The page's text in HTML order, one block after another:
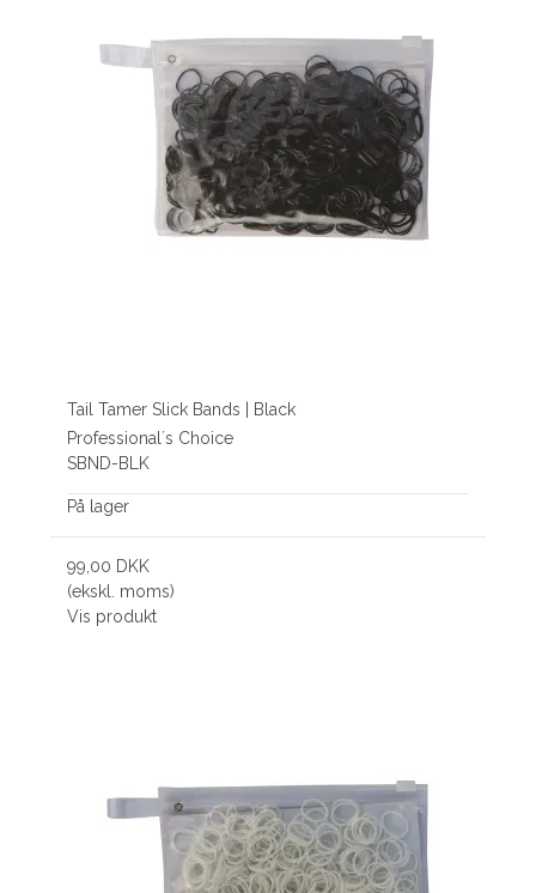
Tail Tamer Slick Bands | Black
Professional´s Choice
SBND-BLK
På lager
99,00 DKK
(ekskl. moms)
Vis produkt